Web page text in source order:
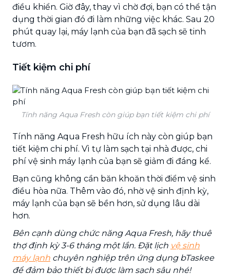
điều khiển. Giờ đây, thay vì chờ đợi, bạn có thể tận
dụng thời gian đó đi làm những việc khác. Sau 20
phút quay lại, máy lạnh của bạn đã sạch sẽ tinh
tươm.
Tiết kiệm chi phí
Tính năng Aqua Fresh còn giúp bạn tiết kiệm chi phí
Tính năng Aqua Fresh hữu ích này còn giúp bạn
tiết kiệm chi phí. Vì tự làm sạch tại nhà được, chi
phí vệ sinh máy lạnh của bạn sẽ giảm đi đáng kể.
Bạn cũng không cần băn khoăn thời điểm vệ sinh
điều hòa nữa. Thêm vào đó, nhờ vệ sinh định kỳ,
máy lạnh của bạn sẽ bền hơn, sử dụng lâu dài
hơn.
Bên cạnh dùng chức năng Aqua Fresh, hãy thuê
thợ định kỳ 3-6 tháng một lần. Đặt lịch vệ sinh
máy lạnh chuyên nghiệp trên ứng dụng bTaskee
để đảm bảo thiết bị được làm sạch sâu nhé!